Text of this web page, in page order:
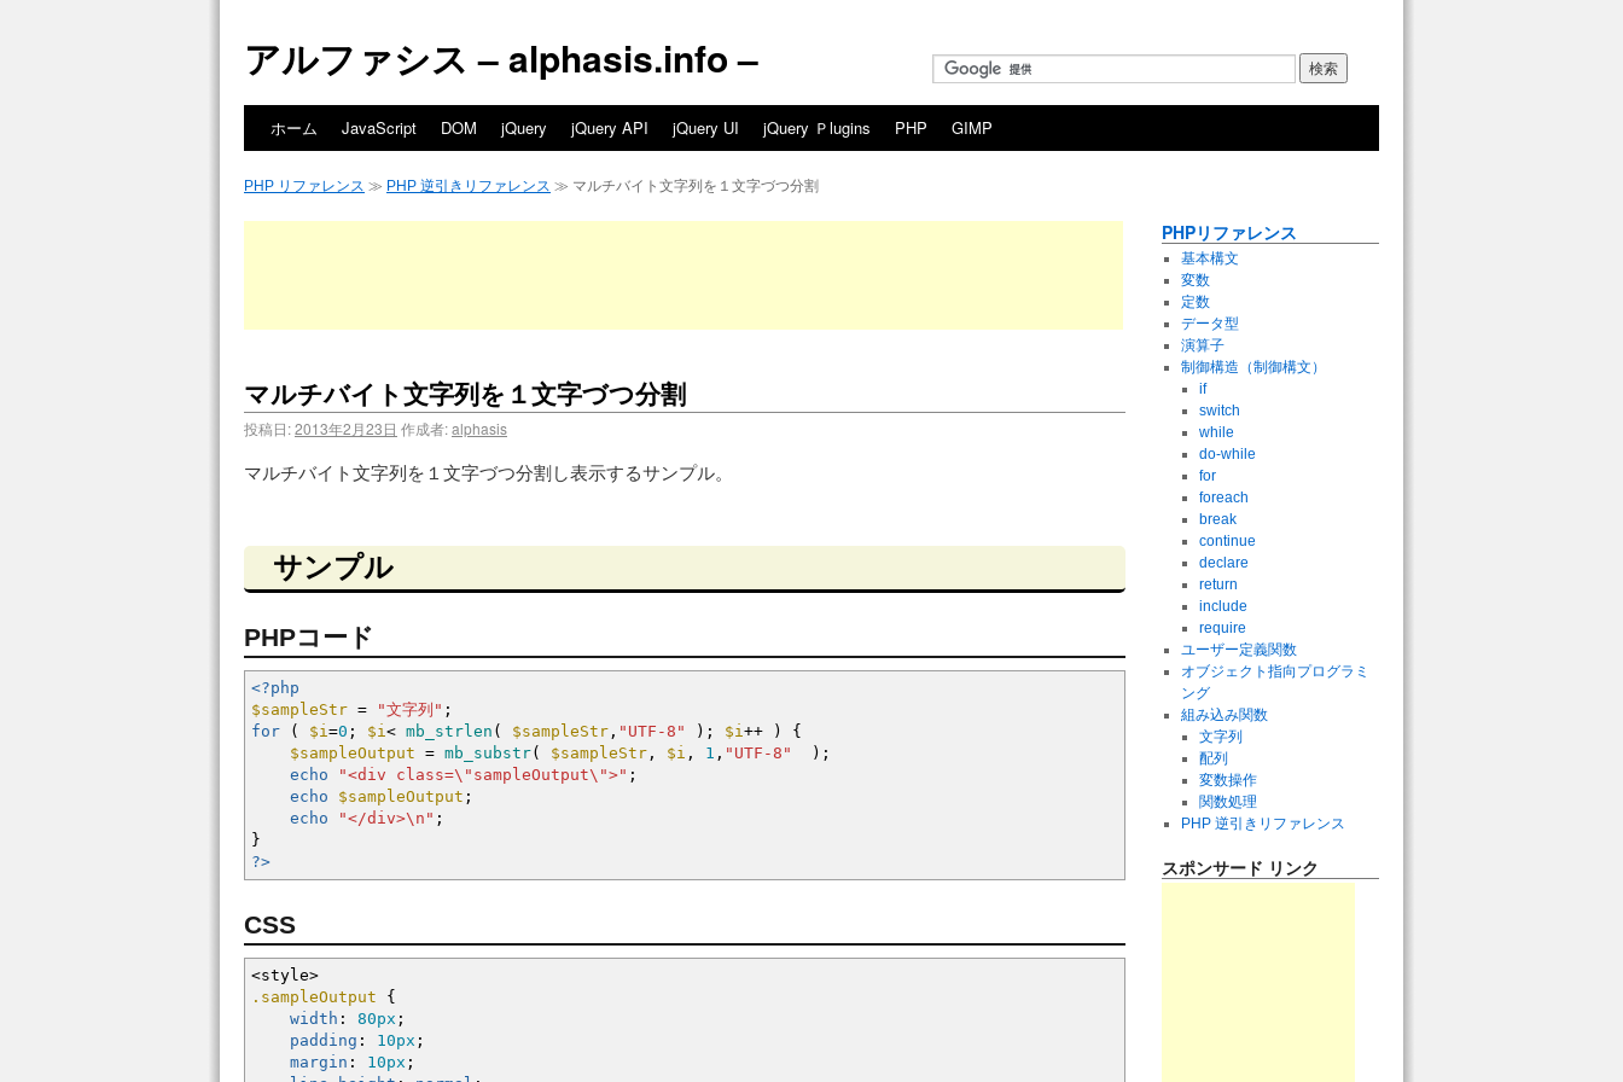
アルファシス – alphasis.info –
ホーム JavaScript DOM jQuery jQuery API jQuery UI jQuery Ｐlugins PHP GIMP
PHP リファレンス ≫ PHP 逆引きリファレンス ≫ マルチバイト文字列を１文字づつ分割
マルチバイト文字列を１文字づつ分割
投稿日:2013年2月23日 作成者:alphasis
マルチバイト文字列を１文字づつ分割し表示するサンプル。
サンプル
PHPコード
<?php
$sampleStr = "文字列" ;
for
( $i=0 ; $i< mb_strlen ( $sampleStr , "UTF-8" ) ; $i++ )
{
$sampleOutput = mb_substr( $sampleStr , $i , 1 , "UTF-8" ) ;
echo
"<div class=\" sampleOutput\">" ;
echo
$sampleOutput ;
echo
"</div>\n " ;
}
?>
CSS
<style>
.sampleOutput
{
width : 80px ;
padding : 10px ;
margin : 10px ;
PHPリファレンス
基本構文
変数
定数
データ型
演算子
制御構造（制御構文）
if
switch
while
do-while
for
foreach
break
continue
declare
return
include
require
ユーザー定義関数
オブジェクト指向プログラミ
ング
組み込み関数
文字列
配列
変数操作
関数処理
PHP 逆引きリファレンス
スポンサード リンク